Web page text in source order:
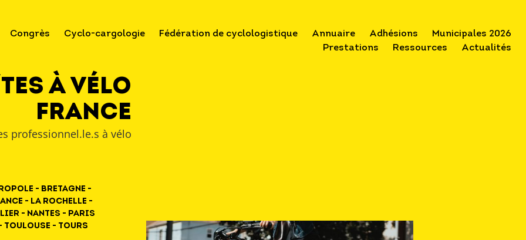
Congrès Cyclo-cargologie Fédération de cyclologistique Annuaire Adhésions
Municipales 2026
Prestations
Ressources Actualités
à Vélo
France
professionnel.le.s à vélo
- Bretagne -
- La Rochelle -
- Nantes - Paris
Toulouse - Tours